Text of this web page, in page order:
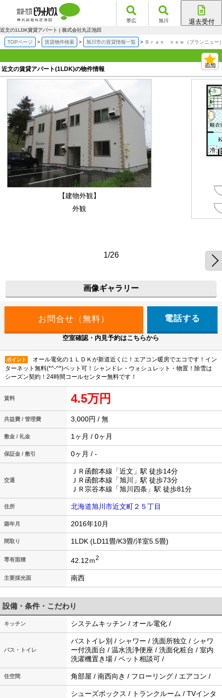
帯広 旭川 退去受付
近文の1LDK賃貸アパート | 株式会社丸正池田
TOPページ 賃貸物件検索 旭川市の賃貸情報一覧 Ｂｒａｎ ｎｅｗ（ブランニュー
近文の賃貸アパート(1LDK)の物件情報
【建物外観】
外観
1/26
画像ギャラリー
電話する
空室確認・内見予約はこちらから
ポイント
オール電化の１ＬＤＫが新道近くに！エアコン暖房でエコです！イン
ターネット無料(*^-^*)ペット可！シャンドレ・ウォシュレット・物置！除雪は
シーズン契約！24時間コールセンター無料です！
賃料 4.5万円
共益費 / 管理費 3,000円 / 無
敷金 / 礼金 1ヶ月 / 0ヶ月
保証金 / 敷引 0ヶ月 / -
交通
ＪＲ函館本線「近文」駅 徒歩14分
ＪＲ函館本線「旭川」駅 徒歩73分
ＪＲ宗谷本線「旭川四条」駅 徒歩81分
住所 北海道旭川市近文町２５丁目
築年月 2016年10月
間取り 1LDK (LD11畳/K3畳/洋室5.5畳)
専有面積 42.12ｍ2
主要採光面 南西
設備・条件・こだわり
キッチン システムキッチン / オール電化 /
バス・トイレ
バストイレ別 / シャワー / 洗面所独立 / シャワ
ー付洗面台 / 温水洗浄便座 / 洗面化粧台 / 室内
洗濯機置き場 / ペット相談可 /
住空間 角部屋 / 南西向き / フローリング / エアコン /
シューズボックス / トランクルーム / TVインタ